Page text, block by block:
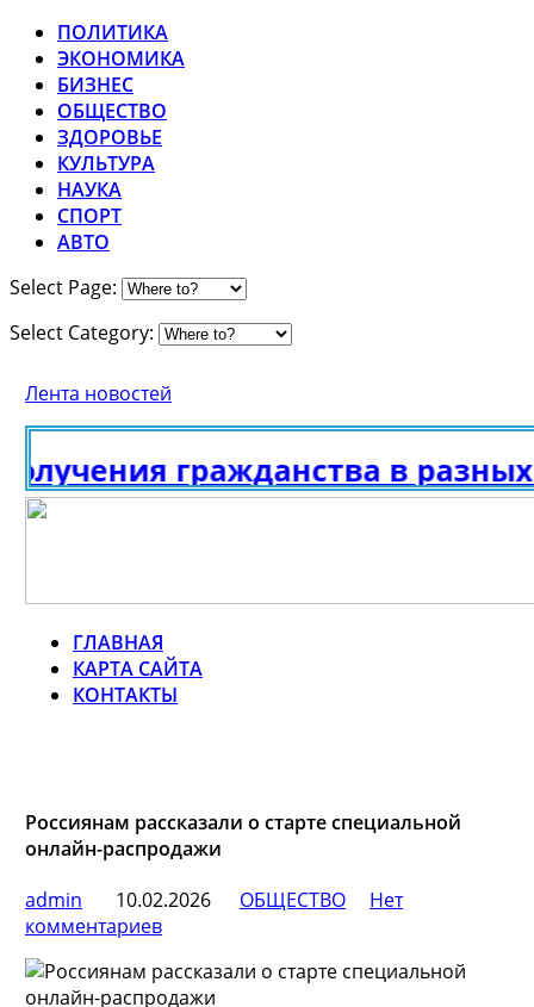
ПОЛИТИКА
ЭКОНОМИКА
БИЗНЕС
ОБЩЕСТВО
ЗДОРОВЬЕ
КУЛЬТУРА
НАУКА
СПОРТ
АВТО
Select Page:
Select Category:
Лента новостей
гражданства в разных
ГЛАВНАЯ
КАРТА САЙТА
КОНТАКТЫ
Россиянам рассказали о старте специальной
онлайн-распродажи
admin
10.02.2026 ОБЩЕСТВО
Нет
комментариев